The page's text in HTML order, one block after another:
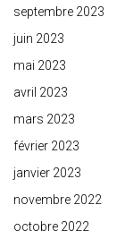
septembre 2023
juin 2023
mai 2023
avril 2023
mars 2023
février 2023
janvier 2023
novembre 2022
octobre 2022